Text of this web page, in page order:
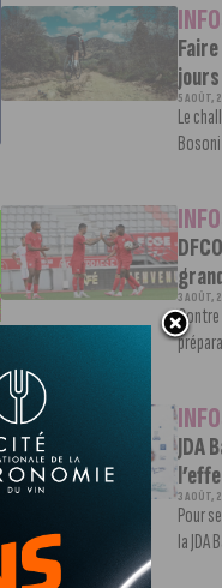
5 AOÛT,
Le
3 AOÛT,
Contre
JDA
3 AOÛT,
Pour
la JDA